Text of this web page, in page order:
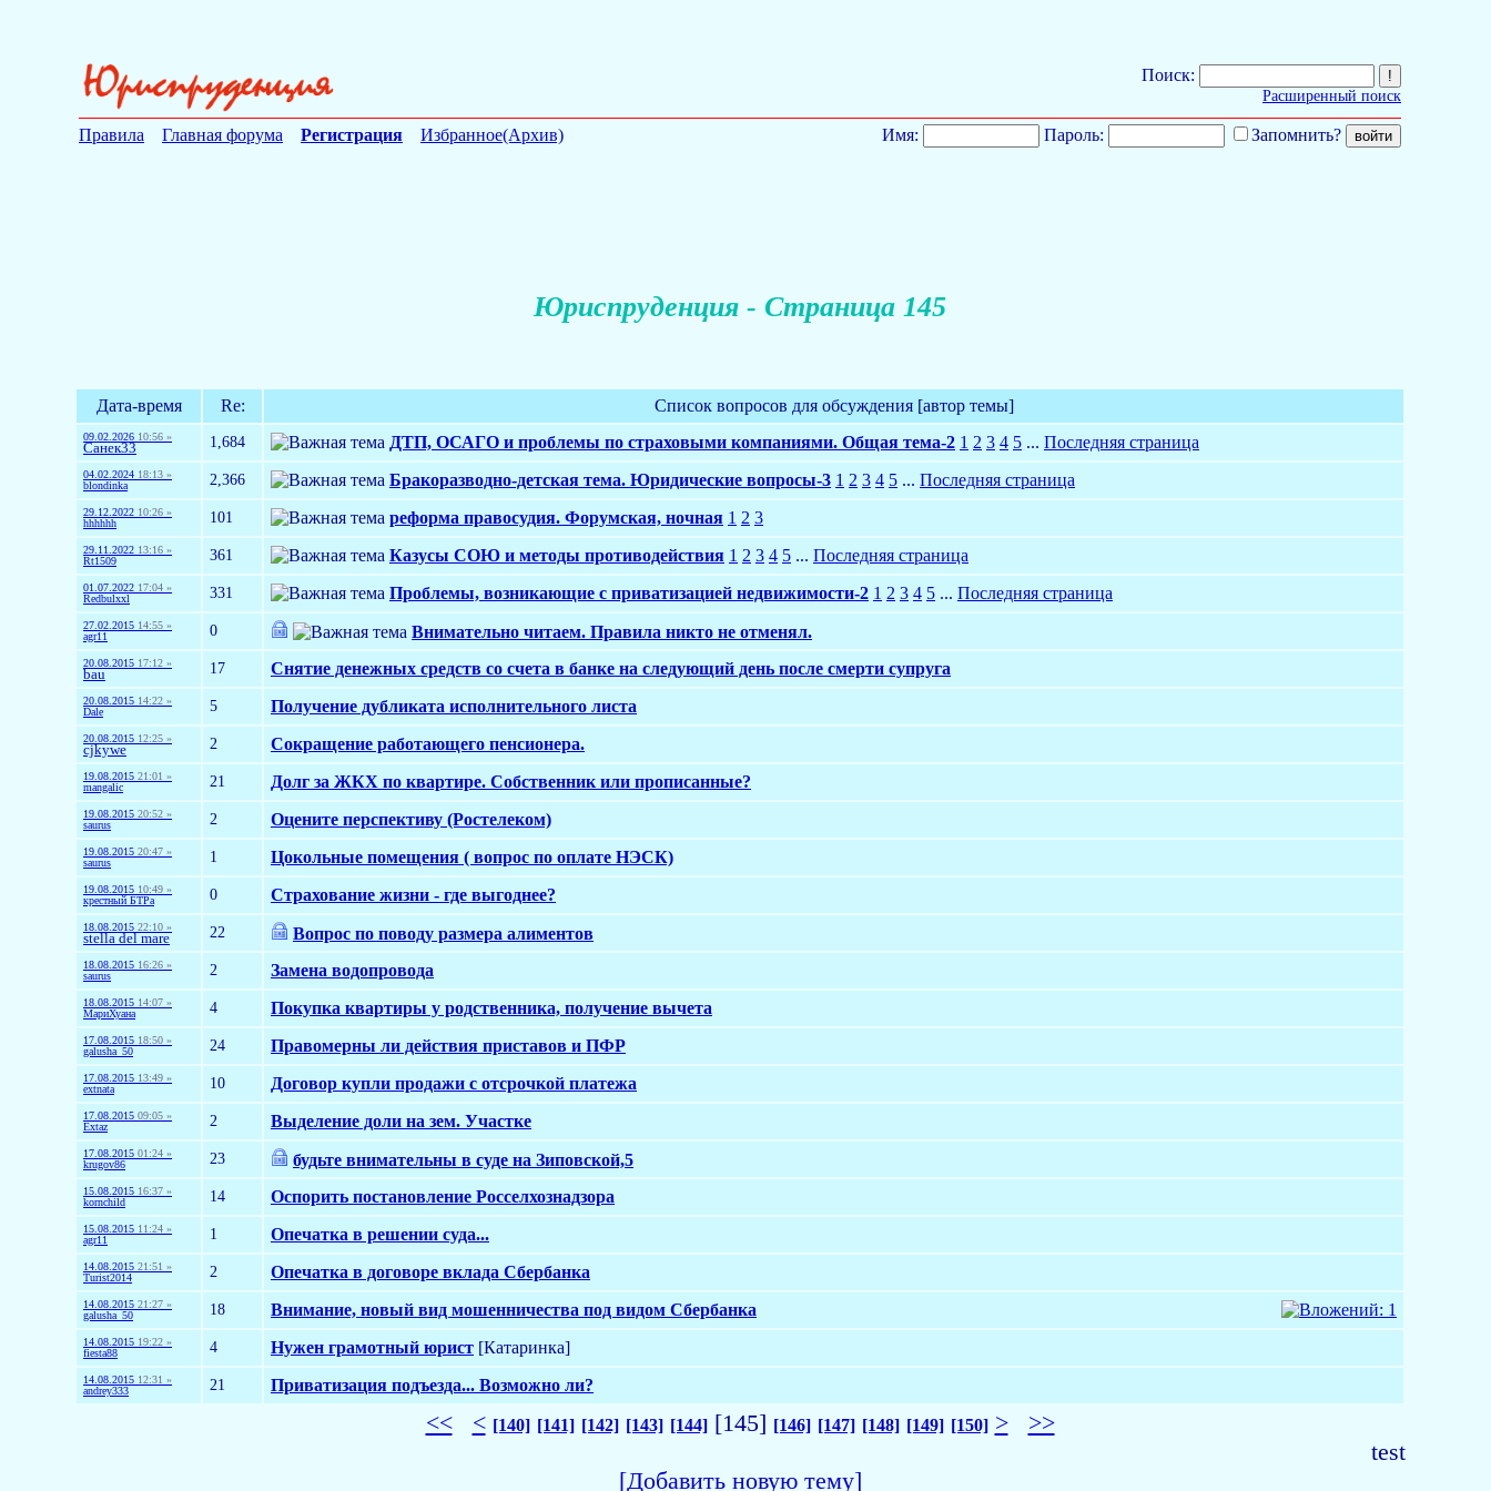
Поиск:
Расширенный поиск
Правила Главная форума Регистрация Избранное(Архив) Имя: Пароль: Запомнить?
Юриспруденция - Страница 145
Дата-время Re: Список вопросов для обсуждения [автор темы]
09.02.2026 10:56 »
Санек33 1,684 ДТП, ОСАГО и проблемы по страховыми компаниями. Общая тема-2 1 2 3 4 5 ... Последняя страница
04.02.2024 18:13 »
blondinka
2,366 Бракоразводно-детская тема. Юридические вопросы-3 1 2 3 4 5 ... Последняя страница
29.12.2022 10:26 »
hhhhhh
101 реформа правосудия. Форумская, ночная 1 2 3
29.11.2022 13:16 »
Rt1509
361 Казусы СОЮ и методы противодействия 1 2 3 4 5 ... Последняя страница
01.07.2022 17:04 »
Redbulxxl
331 Проблемы, возникающие с приватизацией недвижимости-2 1 2 3 4 5 ... Последняя страница
27.02.2015 14:55 »
agr11
0 Внимательно читаем. Правила никто не отменял.
20.08.2015 17:12 »
bau 17 Снятие денежных средств со счета в банке на следующий день после смерти супруга
20.08.2015 14:22 »
Dale
5 Получение дубликата исполнительного листа
20.08.2015 12:25 »
cjkywe 2 Сокращение работающего пенсионера.
19.08.2015 21:01 »
mangalic
21 Долг за ЖКХ по квартире. Собственник или прописанные?
19.08.2015 20:52 »
saurus
2 Оцените перспективу (Ростелеком)
19.08.2015 20:47 »
saurus
1 Цокольные помещения ( вопрос по оплате НЭСК)
19.08.2015 10:49 »
крестный БТРа
0 Страхование жизни - где выгоднее?
18.08.2015 22:10 »
stella del mare 22 Вопрос по поводу размера алиментов
18.08.2015 16:26 »
saurus
2 Замена водопровода
18.08.2015 14:07 »
МариХуана
4 Покупка квартиры у родственника, получение вычета
17.08.2015 18:50 »
galusha_50
24 Правомерны ли действия приставов и ПФР
17.08.2015 13:49 »
extnata
10 Договор купли продажи с отсрочкой платежа
17.08.2015 09:05 »
Extaz
2 Выделение доли на зем. Участке
17.08.2015 01:24 »
krugov86
23 будьте внимательны в суде на Зиповской,5
15.08.2015 16:37 »
kornchild
14 Оспорить постановление Росселхознадзора
15.08.2015 11:24 »
agr11
1 Опечатка в решении суда...
14.08.2015 21:51 »
Turist2014
2 Опечатка в договоре вклада Сбербанка
14.08.2015 21:27 »
galusha_50
18 Внимание, новый вид мошенничества под видом Сбербанка
14.08.2015 19:22 »
fiesta88
4 Нужен грамотный юрист [Катаринка]
14.08.2015 12:31 »
andrey333
21 Приватизация подъезда... Возможно ли?
<< < [140] [141] [142] [143] [144][145] [146] [147] [148] [149] [150] >
>>
test
[Добавить новую тему]